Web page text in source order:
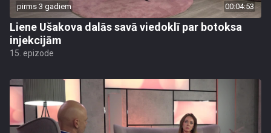
pirms 3 gadiem 00:04:53
Liene Ušakova dalās savā viedoklī par botoksa
injekcijām
15. epizode